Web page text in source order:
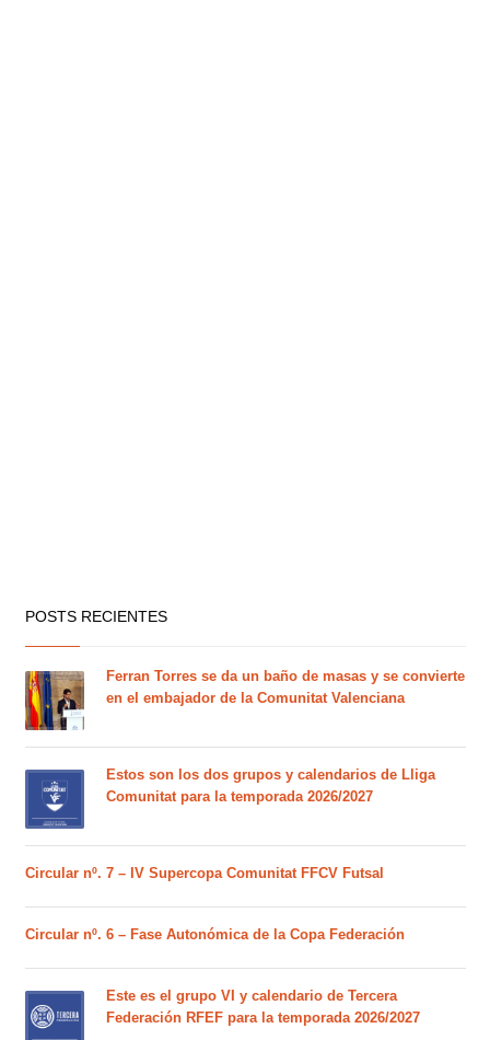
POSTS RECIENTES
Ferran Torres se da un baño de masas y se convierte
en el embajador de la Comunitat Valenciana
Estos son los dos grupos y calendarios de Lliga
Comunitat para la temporada 2026/2027
Circular nº. 7 – IV Supercopa Comunitat FFCV Futsal
Circular nº. 6 – Fase Autonómica de la Copa Federación
Este es el grupo VI y calendario de Tercera
Federación RFEF para la temporada 2026/2027